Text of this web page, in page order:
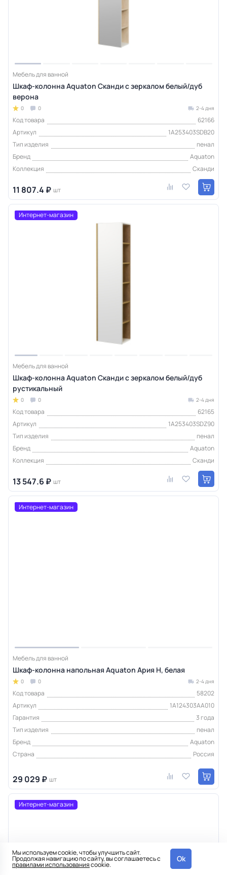
Мебель для ванной
Шкаф-колонна Aquaton Сканди с зеркалом белый/дуб
верона
0 0 2-4 дня
Код товара
62166
Артикул
1A253403SDB20
Тип изделия
пенал
Бренд
Aquaton
Коллекция
Сканди
11 807.4 ₽ шт
Интернет-магазин
Мебель для ванной
Шкаф-колонна Aquaton Сканди с зеркалом белый/дуб
рустикальный
0 0 2-4 дня
Код товара
62165
Артикул
1A253403SDZ90
Тип изделия
пенал
Бренд
Aquaton
Коллекция
Сканди
13 547.6 ₽ шт
Интернет-магазин
Мебель для ванной
Шкаф-колонна напольная Aquaton Ария Н, белая
0 0 2-4 дня
Код товара
58202
Артикул
1A124303AA010
Гарантия
3 года
Тип изделия
пенал
Бренд
Aquaton
Страна
Россия
29 029 ₽ шт
Интернет-магазин
Мы используем cookie, чтобы улучшить сайт.
Продолжая навигацию по сайту, вы соглашаетесь с
правилами использованияcookie.
Ok